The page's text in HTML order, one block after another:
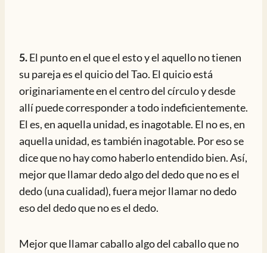
5.El punto en el que el esto y el aquello no tienen
su pareja es el quicio del Tao. El quicio está
originariamente en el centro del círculo y desde
allí puede corresponder a todo indeficientemente.
El es, en aquella unidad, es inagotable. El no es, en
aquella unidad, es también inagotable. Por eso se
dice que no hay como haberlo entendido bien. Así,
mejor que llamar dedo algo del dedo que no es el
dedo (una cualidad), fuera mejor llamar no dedo
eso del dedo que no es el dedo.
Mejor que llamar caballo algo del caballo que no